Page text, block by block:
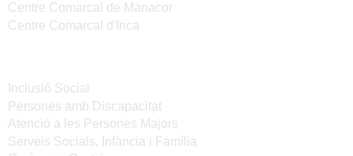
Centre Comarcal de Manacor
Centre Comarcal d'Inca
Inclusió Social
Persones amb Discapacitat
Atenció a les Persones Majors
Serveis Socials, Infància i Família